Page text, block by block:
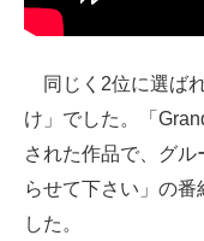
同じく2位に選ば
け」でした。「
された作品で、グ
らせて下さい」の番
した。